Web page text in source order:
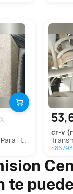
Cr-V
cr-v
te